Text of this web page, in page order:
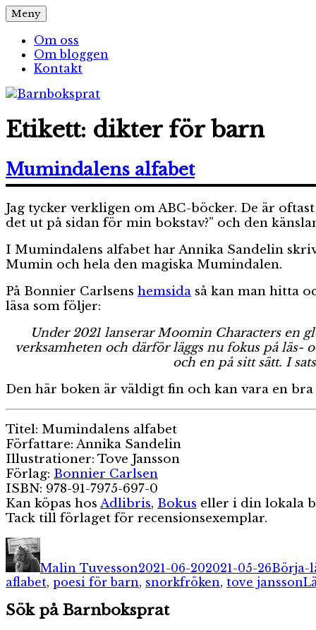
Hoppa
till
innehåll
Barnboksprat
– en blogg om barnböcker
Meny
Om oss
Om bloggen
Kontakt
Etikett: dikter för barn
Mumindalens alfabet
Jag tycker verkligen om ABC-böcker. De är
det ut på sidan för min bokstav?” och den
I Mumindalens alfabet har Annika Sandelin
Mumin och hela den magiska Mumindalen.
På Bonnier Carlsens hemsida så kan man hitta
läsa som följer:
Under 2021 lanserar Moomin Characters en
verksamheten och därför läggs nu fokus på läs-
och en på sitt sätt. I
Den här boken är väldigt fin och kan vara en
Titel: Mumindalens alfabet
Författare: Annika Sandelin
Illustrationer: Tove Jansson
Förlag: Bonnier Carlsen
ISBN: 978-91-7975-697-0
Kan köpas hos Adlibris, Bokus eller i din lokala
Tack till förlaget för recensionsexemplar.
Författare
Malin Tuvesson2021-06-202021-05-26Börja-
aflabet, poesi för barn, snorkfröken, tove jansson
Sök på Barnboksprat